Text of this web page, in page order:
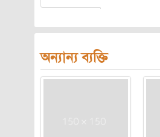
অন্যান্য ব্যক্তি